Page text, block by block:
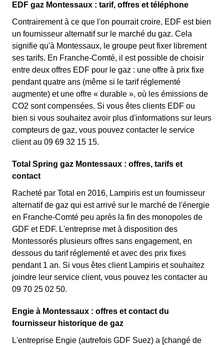
EDF gaz Montessaux : tarif, offres et téléphone
Contrairement à ce que l'on pourrait croire, EDF est bien
un fournisseur alternatif sur le marché du gaz. Cela
signifie qu'à Montessaux, le groupe peut fixer librement
ses tarifs. En Franche-Comté, il est possible de choisir
entre deux offres EDF pour le gaz : une offre à prix fixe
pendant quatre ans (même si le tarif réglementé
augmente) et une offre « durable », où les émissions de
CO2 sont compensées. Si vous êtes clients EDF ou
bien si vous souhaitez avoir plus d'informations sur leurs
compteurs de gaz, vous pouvez contacter le service
client au 09 69 32 15 15.
Total Spring gaz Montessaux : offres, tarifs et
contact
Racheté par Total en 2016, Lampiris est un fournisseur
alternatif de gaz qui est arrivé sur le marché de l'énergie
en Franche-Comté peu après la fin des monopoles de
GDF et EDF. L'entreprise met à disposition des
Montessorés plusieurs offres sans engagement, en
dessous du tarif réglementé et avec des prix fixes
pendant 1 an. Si vous êtes client Lampiris et souhaitez
joindre leur service client, vous pouvez les contacter au
09 70 25 02 50.
Engie à Montessaux : offres et contact du
fournisseur historique de gaz
L'entreprise Engie (autrefois GDF Suez) a [changé de